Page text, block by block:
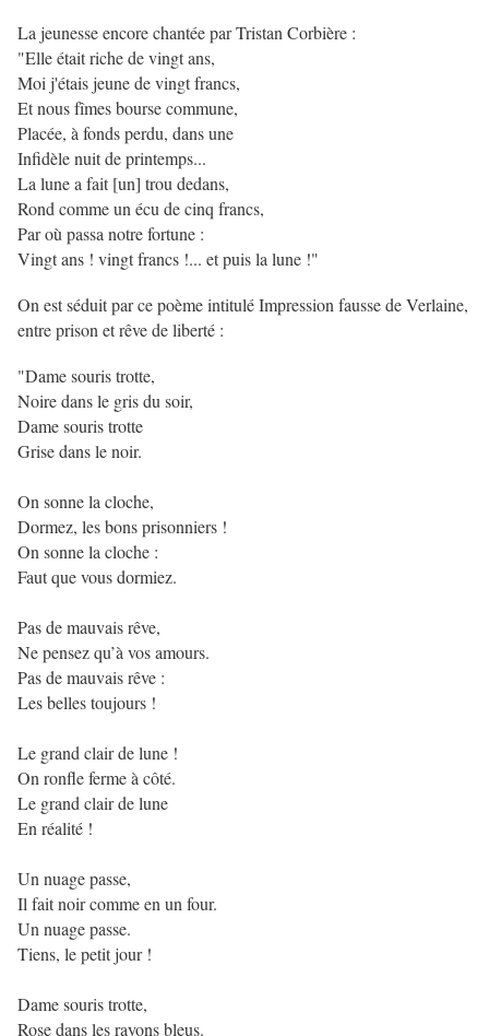
La jeunesse encore chantée par Tristan Corbière :
"Elle était riche de vingt ans,
Moi j'étais jeune de vingt francs,
Et nous fîmes bourse commune,
Placée, à fonds perdu, dans une
Infidèle nuit de printemps...
La lune a fait [un] trou dedans,
Rond comme un écu de cinq francs,
Par où passa notre fortune :
Vingt ans ! vingt francs !... et puis la lune !"
On est séduit par ce poème intitulé Impression fausse de Verlaine,
entre prison et rêve de liberté :
"Dame souris trotte,
Noire dans le gris du soir,
Dame souris trotte
Grise dans le noir.
On sonne la cloche,
Dormez, les bons prisonniers !
On sonne la cloche :
Faut que vous dormiez.
Pas de mauvais rêve,
Ne pensez qu’à vos amours.
Pas de mauvais rêve :
Les belles toujours !
Le grand clair de lune !
On ronfle ferme à côté.
Le grand clair de lune
En réalité !
Un nuage passe,
Il fait noir comme en un four.
Un nuage passe.
Tiens, le petit jour !
Dame souris trotte,
Rose dans les rayons bleus.